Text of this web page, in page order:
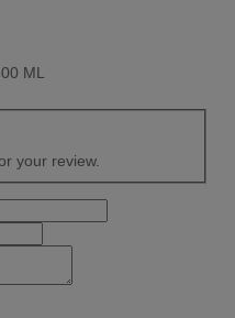
ML
your review.